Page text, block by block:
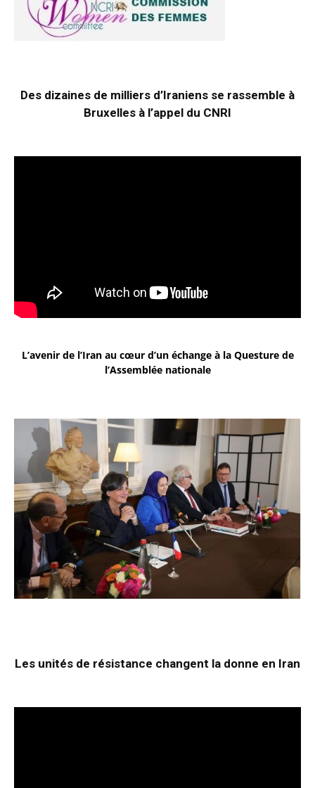
Des dizaines de milliers d’Iraniens se rassemble à
Bruxelles à l’appel du CNRI
L’avenir de l’Iran au cœur d’un échange à la Questure de
l’Assemblée nationale
Les unités de résistance changent la donne en Iran